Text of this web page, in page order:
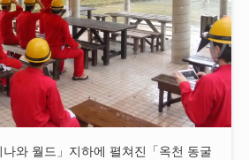
와 월드」지하에 펼쳐진「옥천 동굴